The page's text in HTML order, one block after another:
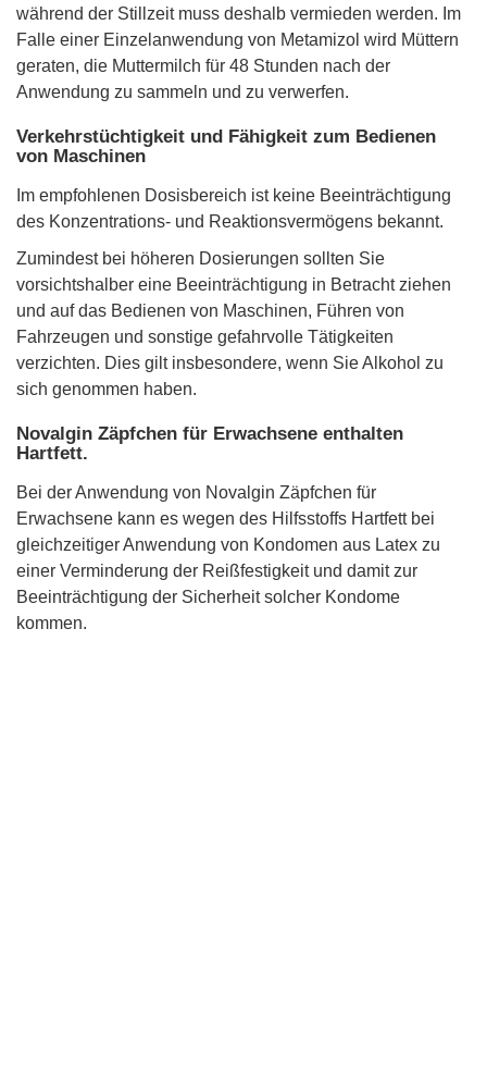
während der Stillzeit muss deshalb vermieden werden. Im
Falle einer Einzelanwendung von Metamizol wird Müttern
geraten, die Muttermilch für 48 Stunden nach der
Anwendung zu sammeln und zu verwerfen.
Verkehrstüchtigkeit und Fähigkeit zum Bedienen
von Maschinen
Im empfohlenen Dosisbereich ist keine Beeinträchtigung
des Konzentrations- und Reaktionsvermögens bekannt.
Zumindest bei höheren Dosierungen sollten Sie
vorsichtshalber eine Beeinträchtigung in Betracht ziehen
und auf das Bedienen von Maschinen, Führen von
Fahrzeugen und sonstige gefahrvolle Tätigkeiten
verzichten. Dies gilt insbesondere, wenn Sie Alkohol zu
sich genommen haben.
Novalgin Zäpfchen für Erwachsene enthalten
Hartfett.
Bei der Anwendung von Novalgin Zäpfchen für
Erwachsene kann es wegen des Hilfsstoffs Hartfett bei
gleichzeitiger Anwendung von Kondomen aus Latex zu
einer Verminderung der Reißfestigkeit und damit zur
Beeinträchtigung der Sicherheit solcher Kondome
kommen.